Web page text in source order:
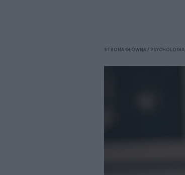
STRONA GŁÓWNA PSYCHOLOGIA